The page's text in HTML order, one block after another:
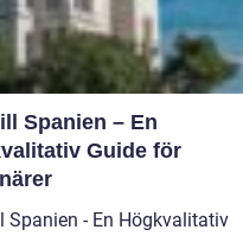
Spanien – En
Guide för
Spanien - En Högkvalitativ